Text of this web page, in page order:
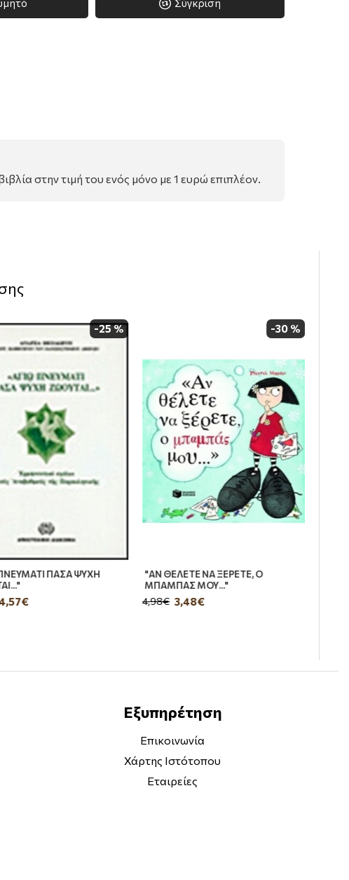
Σύγκριση
στην τιμή του ενός μόνο με 1 ευρώ επιπλέον.
-25 %
ΠΑΣΑ ΨΥΧΗ
-30 %
"ΑΝ ΘΕΛΕΤΕ ΝΑ ΞΕΡΕΤΕ, Ο
ΜΠΑΜΠΑΣ ΜΟΥ..."
3,48€
4,98€
Εξυπηρέτηση
Επικοινωνία
Χάρτης Ιστότοπου
Εταιρείες